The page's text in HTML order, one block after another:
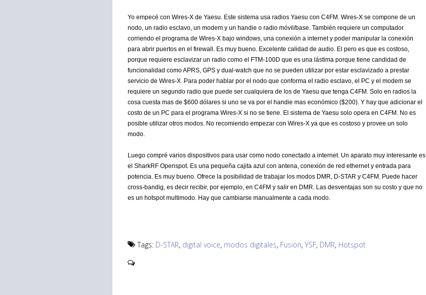
Yo empecé con Wires-X de Yaesu. Este sistema usa radios Yaesu con C4FM. Wires-X se compone de un
nodo, un radio esclavo, un modem y un handie o radio móvil/base. También requiere un computador
corriendo el programa de Wires-X bajo windows, una conexión a internet y poder manipular la conexión
para abrir puertos en el firewall. Es muy bueno. Excelente calidad de audio. El pero es que es costoso,
porque requiere esclavizar un radio como el FTM-100D que es una lástima porque tiene candidad de
funcionalidad como APRS, GPS y dual-watch que no se pueden utilizar por estar esclavizado a prestar
servicio de Wires-X. Para poder hablar por el nodo que conforma el radio esclavo, el PC y el modem se
requiere un segundo radio que puede ser cualquiera de los de Yaesu que tenga C4FM. Solo en radios la
cosa cuesta mas de $600 dólares si uno se va por el handie mas económico ($200). Y hay que adicionar el
costo de un PC para el programa Wires-X si no se tiene. El sistema de Yaesu solo opera en C4FM. No es
posible utilizar otros modos. No recomiendo empezar con Wires-X ya que es costoso y provee un solo
modo.
Luego compré varios dispositivos para usar como nodo conectado a internet. Un aparato muy interesante es
el SharkRF Openspot. Es una pequeña cajita azul con antena, conexión de red ethernet y entrada para
potencia. Es muy bueno. Ofrece la posibilidad de trabajar los modos DMR, D-STAR y C4FM. Puede hacer
cross-bandig, es decir recibir, por ejemplo, en C4FM y salir en DMR. Las desventajas son su costo y que no
es un hotspot multimodo. Hay que cambiarse manualmente a cada modo.
Tags: D-STAR, digital voice, modos digitales, Fusion, YSF, DMR, Hotspot